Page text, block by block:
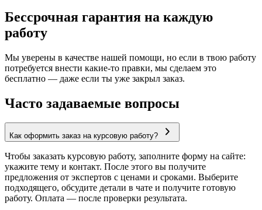
Бессрочная гарантия на каждую
работу
Мы уверены в качестве нашей помощи, но если в твою работу
потребуется внести какие-то правки, мы сделаем это
бесплатно — даже если ты уже закрыл заказ.
Часто задаваемые вопросы
Как оформить заказ на курсовую работу?
Чтобы заказать курсовую работу, заполните форму на сайте:
укажите тему и контакт. После этого вы получите
предложения от экспертов с ценами и сроками. Выберите
подходящего, обсудите детали в чате и получите готовую
работу. Оплата — после проверки результата.